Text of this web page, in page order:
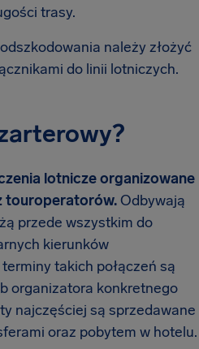
trasy.
należy złożyć
do linii lotniczych.
lotnicze organizowane
touroperatorów.Odbywają
przede wszystkim do
kierunków
takich połączeń są
organizatora konkretnego
najczęściej są sprzedawane
oraz pobytem w hotelu.